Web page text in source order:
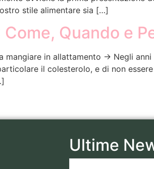
stile alimentare sia […]
Quando e
mangiare in allattamento → Negli
il colesterolo, e di non
Ultime